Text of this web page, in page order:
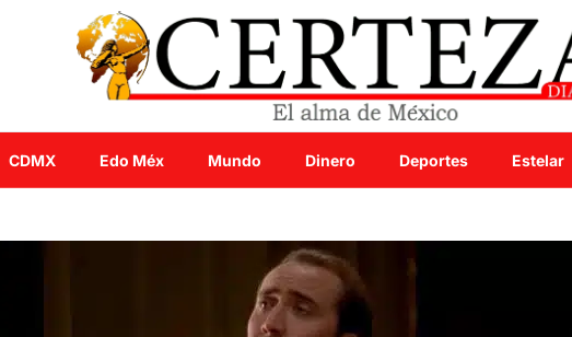
CDMX Edo Méx Mundo Dinero Deportes Estelar